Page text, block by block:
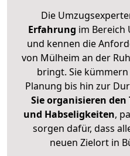
Die
Erfahrung im Bereich
und kennen die
von Mülheim an der
bringt. Sie
Planung bis hin zur
Sie organisieren
und Habseligkeiten,
sorgen dafür, dass
neuen Zielort in